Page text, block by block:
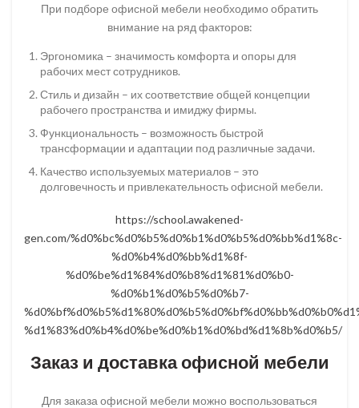
При подборе офисной мебели необходимо обратить
внимание на ряд факторов:
Эргономика – значимость комфорта и опоры для
рабочих мест сотрудников.
Стиль и дизайн – их соответствие общей концепции
рабочего пространства и имиджу фирмы.
Функциональность – возможность быстрой
трансформации и адаптации под различные задачи.
Качество используемых материалов – это
долговечность и привлекательность офисной мебели.
https://school.awakened-
gen.com/%d0%bc%d0%b5%d0%b1%d0%b5%d0%bb%d1%8c-
%d0%b4%d0%bb%d1%8f-
%d0%be%d1%84%d0%b8%d1%81%d0%b0-
%d0%b1%d0%b5%d0%b7-
%d1%83%d0%b4%d0%be%d0%b1%d0%bd%d1%8b%d0%b5/
Заказ и доставка офисной мебели
Для заказа офисной мебели можно воспользоваться